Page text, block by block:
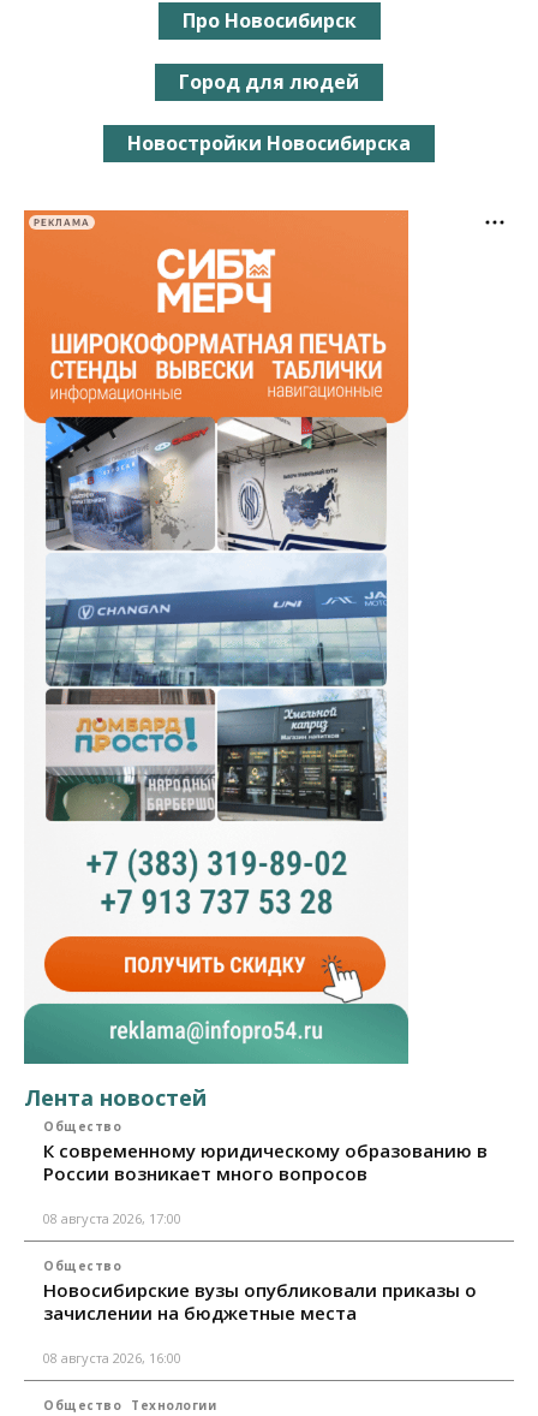
Про Новосибирск
Город для людей
Новостройки Новосибирска
РЕКЛАМА
Лента новостей
Общество
К современному юридическому образованию в
России возникает много вопросов
08 августа 2026, 17:00
Общество
Новосибирские вузы опубликовали приказы о
зачислении на бюджетные места
08 августа 2026, 16:00
Общество Технологии